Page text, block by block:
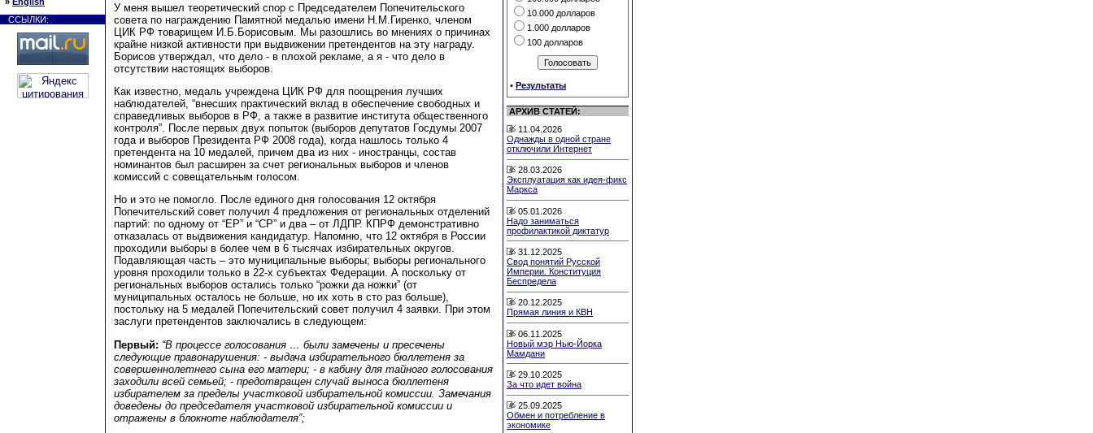
ССЫЛКИ:
У меня вышел теоретический спор с Председателем Попечительского
совета по награждению Памятной медалью имени Н.М.Гиренко, членом
ЦИК РФ товарищем И.Б.Борисовым. Мы разошлись во мнениях о причинах
крайне низкой активности при выдвижении претендентов на эту награду.
Борисов утверждал, что дело - в плохой рекламе, а я - что дело в
отсутствии настоящих выборов.
Как известно, медаль учреждена ЦИК РФ для поощрения лучших
наблюдателей, “внесших практический вклад в обеспечение свободных и
справедливых выборов в РФ, а также в развитие института общественного
контроля”. После первых двух попыток (выборов депутатов Госдумы 2007
года и выборов Президента РФ 2008 года), когда нашлось только 4
претендента на 10 медалей, причем два из них - иностранцы, состав
номинантов был расширен за счет региональных выборов и членов
комиссий с совещательным голосом.
Но и это не помогло. После единого дня голосования 12 октября
Попечительский совет получил 4 предложения от региональных отделений
партий: по одному от “ЕР” и “СР” и два – от ЛДПР. КПРФ демонстративно
отказалась от выдвижения кандидатур. Напомню, что 12 октября в России
проходили выборы в более чем в 6 тысячах избирательных округов.
Подавляющая часть – это муниципальные выборы; выборы регионального
уровня проходили только в 22-х субъектах Федерации. А поскольку от
региональных выборов остались только “рожки да ножки” (от
муниципальных осталось не больше, но их хоть в сто раз больше),
постольку на 5 медалей Попечительский совет получил 4 заявки. При этом
заслуги претендентов заключались в следующем:
Первый: “В процессе голосования … были замечены и пресечены
следующие правонарушения: - выдача избирательного бюллетеня за
совершеннолетнего сына его матери; - в кабину для тайного голосования
заходили всей семьей; - предотвращен случай выноса бюллетеня
избирателем за пределы участковой избирательной комиссии. Замечания
доведены до председателя участковой избирательной комиссии и
отражены в блокноте наблюдателя”;
10.000 долларов
1.000 долларов
100 долларов
• Результаты
АРХИВ СТАТЕЙ:
11.04.2026
Однажды в одной стране
отключили Интернет
28.03.2026
Эксплуатация как идея-фикс
Маркса
05.01.2026
Надо заниматься
профилактикой диктатур
31.12.2025
Свод понятий Русской
Империи. Конституция
Беспредела
20.12.2025
Прямая линия и КВН
06.11.2025
Новый мэр Нью-Йорка
Мамдани
29.10.2025
За что идет война
25.09.2025
Обмен и потребление в
экономике